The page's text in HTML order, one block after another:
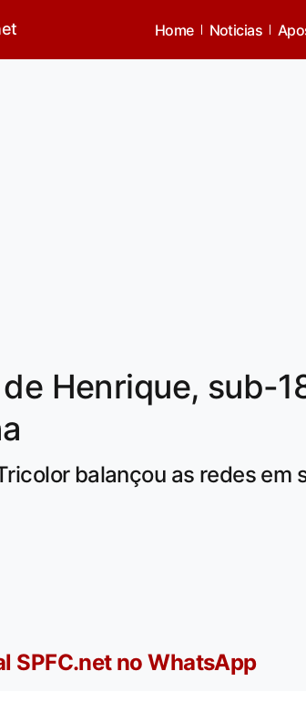
Home Noticias
Henrique, sub-
balançou as redes em
SPFC.net no WhatsApp